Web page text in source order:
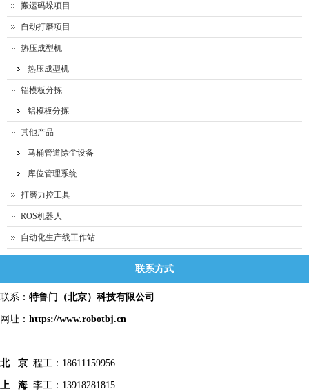
搬运码垛项目
自动打磨项目
热压成型机
热压成型机
铝模板分拣
铝模板分拣
其他产品
马桶管道除尘设备
库位管理系统
打磨力控工具
ROS机器人
自动化生产线工作站
联系方式
联系： 特鲁门 （北京）科技有限公司
网址： https://www.robotbj.cn
北 京 程工：18611159956
上 海 李工：13918281815